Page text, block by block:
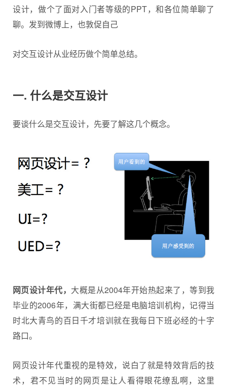
设计，做个了面对入门者等级的PPT，和各位简单聊了
聊。发到微博上，也敦促自己
对交互设计从业经历做个简单总结。
一. 什么是交互设计
要谈什么是交互设计，先要了解这几个概念。
网页设计年代， 大概是从2004年开始热起来了，等到我
毕业的2006年，满大街都已经是电脑培训机构，记得当
时北大青鸟的百日千才培训就在我每日下班必经的十字
路口。
网页设计年代重视的是特效，说白了就是特效背后的技
术，君不见当时的网页是让人看得眼花缭乱啊，这里